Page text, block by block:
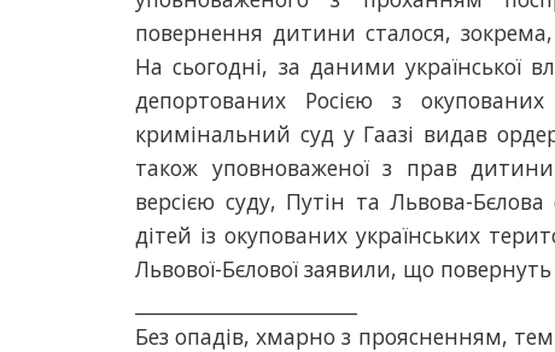
повернення дитини сталося,
На сьогодні, за даними української
депортованих Росією з
кримінальний суд у Гаазі видав
також уповноваженої з прав
версією суду, Путін та Львова-
дітей із окупованих українських
Львової-Бєлової заявили, що
Без опадів, хмарно з проясненням,